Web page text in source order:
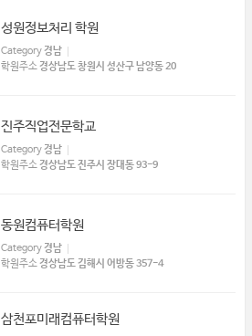
성원정보처리 학원
Category경남
학원주소경상남도 창원시 성산구 남양동 20
진주직업전문학교
Category경남
학원주소경상남도 진주시 장대동 93-9
동원컴퓨터학원
Category경남
학원주소경상남도 김해시 어방동 357-4
삼천포미래컴퓨터학원